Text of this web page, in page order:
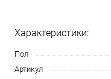
Характеристики:
Пол
Артикул